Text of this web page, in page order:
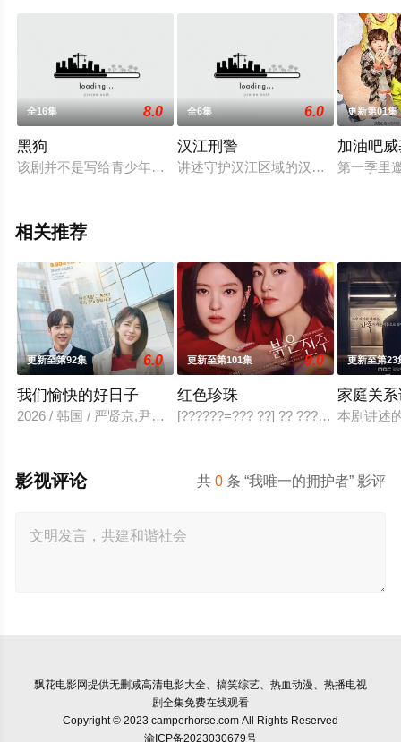
全16集 8.0
黑狗
该剧并不是写给青少年的校园剧，而是写给我们大家的职场剧
全6集 6.0
汉江刑警
讲述守护汉江区域的汉江警察队打击
更新第01集
加油吧
第一季里
相关推荐
更新至第92集 6.0
我们愉快的好日子
2026 / 韩国 / 严贤京,尹仲勋,申正允,尹多英,金惠玉,鲜于在德,尹
更新至第101集 9.0
红色珍珠
[??????=??? ??] ?? ???? ?? ?? ???
更新至第23
家庭关
本剧讲述
共0 条 “我唯一的拥护者” 影评
影视评论
飘花电影网提供无删减高清电影大全、搞笑综艺、热血动漫、热播电视
剧全集免费在线观看
Copyright © 2023 camperhorse.com All Rights Reserved
渝ICP备2023030679号